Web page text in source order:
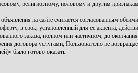
религиозному, половому и другим
на сайте считается согласованным
в срок, установленный для ее акцепта,
заказа, полном или частичном, до
договора услугами, Пользователю не
было готово оказать.